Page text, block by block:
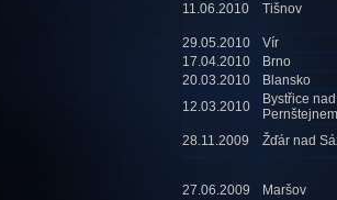
11.06.2010 Tišnov
29.05.2010
Vír
17.04.2010
Brno
20.03.2010
Blansko
12.03.2010
Bystřice nad
Pernštejnem
28.11.2009
Žďár nad
27.06.2009 Maršov